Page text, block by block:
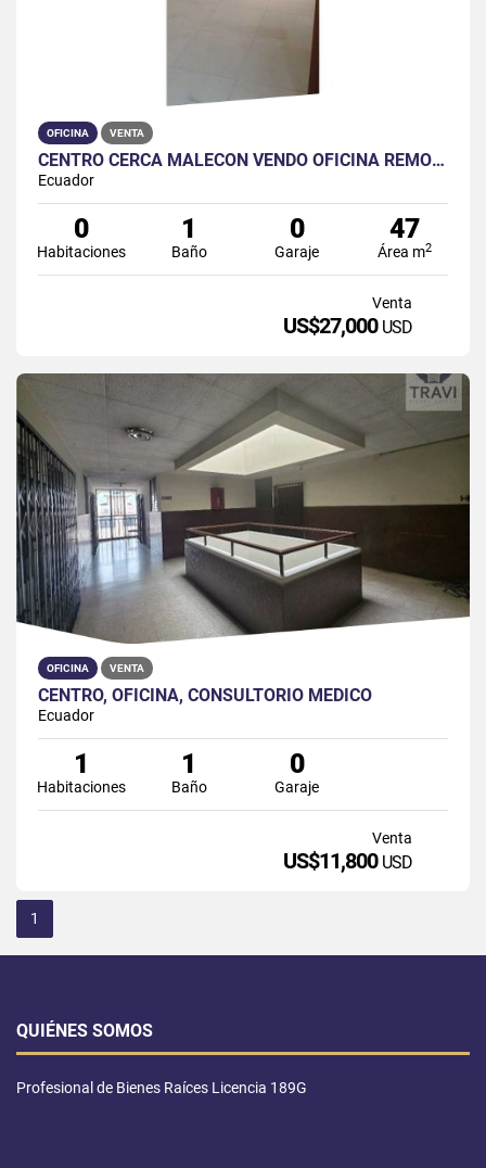
OFICINA VENTA
CENTRO CERCA MALECÓN VENDO OFICINA REMODELADA
Ecuador
0
Habitaciones
1
Baño
0
Garaje
47
Área m2
Venta
US$27,000 USD
OFICINA VENTA
CENTRO, OFICINA, CONSULTORIO MÉDICO
Ecuador
1
Habitaciones
1
Baño
0
Garaje
Venta
US$11,800 USD
1
QUIÉNES SOMOS
Profesional de Bienes Raíces Licencia 189G